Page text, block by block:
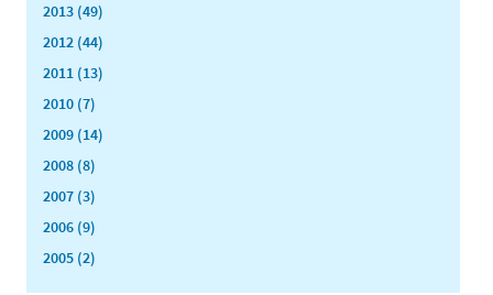
2013 (49)
2012 (44)
2011 (13)
2010 (7)
2009 (14)
2008 (8)
2007 (3)
2006 (9)
2005 (2)